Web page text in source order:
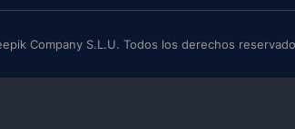
Company S.L.U. Todos los derechos